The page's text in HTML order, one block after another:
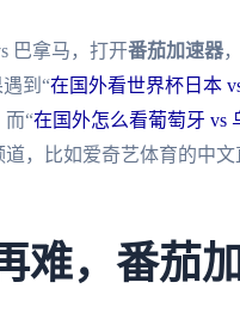
巴拿马，打开番茄加速器
到“在国外看世界杯日本
而“在国外怎么看葡萄牙 vs
，比如爱奇艺体育的中
难，番茄